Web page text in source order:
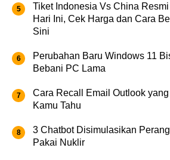
Tiket Indonesia Vs China Resmi
Hari Ini, Cek Harga dan Cara
Sini
Perubahan Baru Windows 11
Bebani PC Lama
Cara Recall Email Outlook
Kamu Tahu
3 Chatbot Disimulasikan
Pakai Nuklir